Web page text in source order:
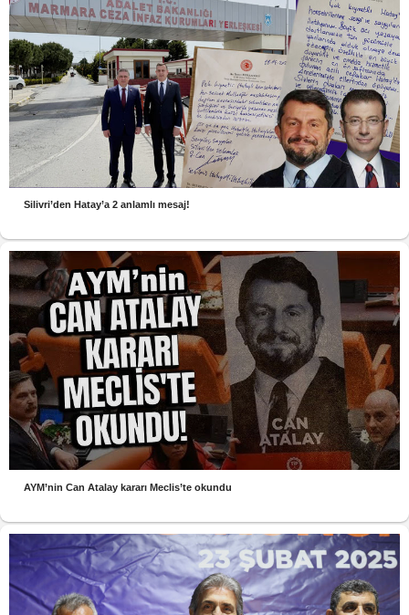
Silivri’den Hatay’a 2 anlamlı mesaj!
AYM’nin Can Atalay kararı Meclis’te okundu